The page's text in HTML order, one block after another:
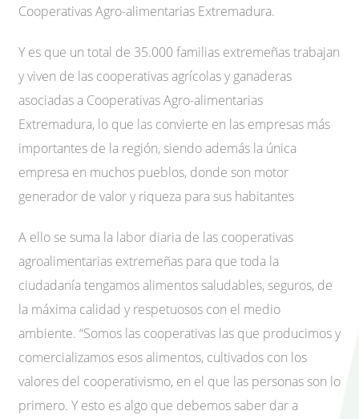
Cooperativas Agro-alimentarias Extremadura.
Y es que un total de 35.000 familias extremeñas trabajan
y viven de las cooperativas agrícolas y ganaderas
asociadas a Cooperativas Agro-alimentarias
Extremadura, lo que las convierte en las empresas más
importantes de la región, siendo además la única
empresa en muchos pueblos, donde son motor
generador de valor y riqueza para sus habitantes
A ello se suma la labor diaria de las cooperativas
agroalimentarias extremeñas para que toda la
ciudadanía tengamos alimentos saludables, seguros, de
la máxima calidad y respetuosos con el medio
ambiente. “Somos las cooperativas las que producimos y
comercializamos esos alimentos, cultivados con los
valores del cooperativismo, en el que las personas son lo
primero. Y esto es algo que debemos saber dar a